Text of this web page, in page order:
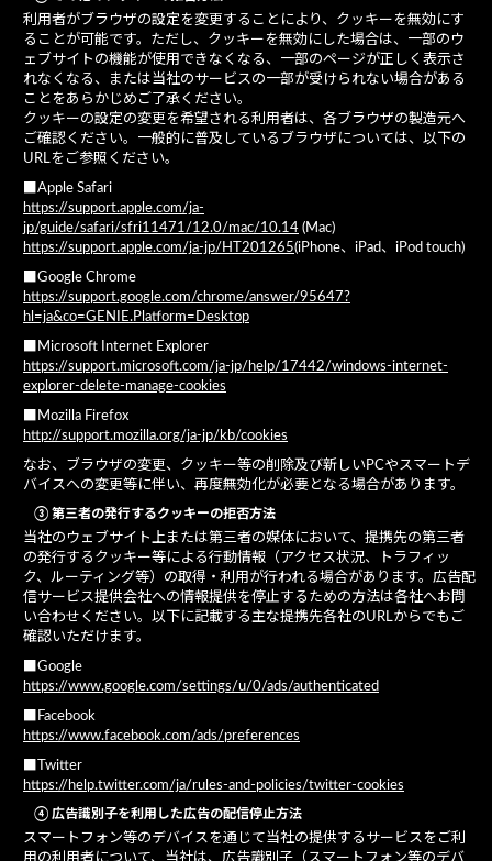
利用者がブラウザの設定を変更することにより、クッキーを無効にす
ることが可能です。ただし、クッキーを無効にした場合は、一部のウ
ェブサイトの機能が使用できなくなる、一部のページが正しく表示さ
れなくなる、または当社のサービスの一部が受けられない場合がある
ことをあらかじめご了承ください。
クッキーの設定の変更を希望される利用者は、各ブラウザの製造元へ
ご確認ください。一般的に普及しているブラウザについては、以下の
URLをご参照ください。
■Apple Safari
https://support.apple.com/ja-
jp/guide/safari/sfri11471/12.0/mac/10.14 (Mac)
https://support.apple.com/ja-jp/HT201265(iPhone、iPad、iPod touch)
■Google Chrome
https://support.google.com/chrome/answer/95647?
hl=ja&co=GENIE.Platform=Desktop
■Microsoft Internet Explorer
https://support.microsoft.com/ja-jp/help/17442/windows-internet-
explorer-delete-manage-cookies
■Mozilla Firefox
http://support.mozilla.org/ja-jp/kb/cookies
なお、ブラウザの変更、クッキー等の削除及び新しいPCやスマートデ
バイスへの変更等に伴い、再度無効化が必要となる場合があります。
③ 第三者の発行するクッキーの拒否方法
当社のウェブサイト上または第三者の媒体において、提携先の第三者
の発行するクッキー等による行動情報（アクセス状況、トラフィッ
ク、ルーティング等）の取得・利用が行われる場合があります。広告配
信サービス提供会社への情報提供を停止するための方法は各社へお問
い合わせください。以下に記載する主な提携先各社のURLからでもご
確認いただけます。
■Google
https://www.google.com/settings/u/0/ads/authenticated
■Facebook
https://www.facebook.com/ads/preferences
■Twitter
https://help.twitter.com/ja/rules-and-policies/twitter-cookies
④ 広告識別子を利用した広告の配信停止方法
スマートフォン等のデバイスを通じて当社の提供するサービスをご利